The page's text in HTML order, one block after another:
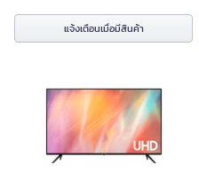
แจ้งเตือนเมื่อมีสินค้า